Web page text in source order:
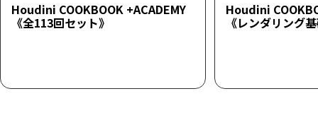
Houdini COOKBOOK +ACADEMY
《全113回セット》
Houdini
《レンダリング